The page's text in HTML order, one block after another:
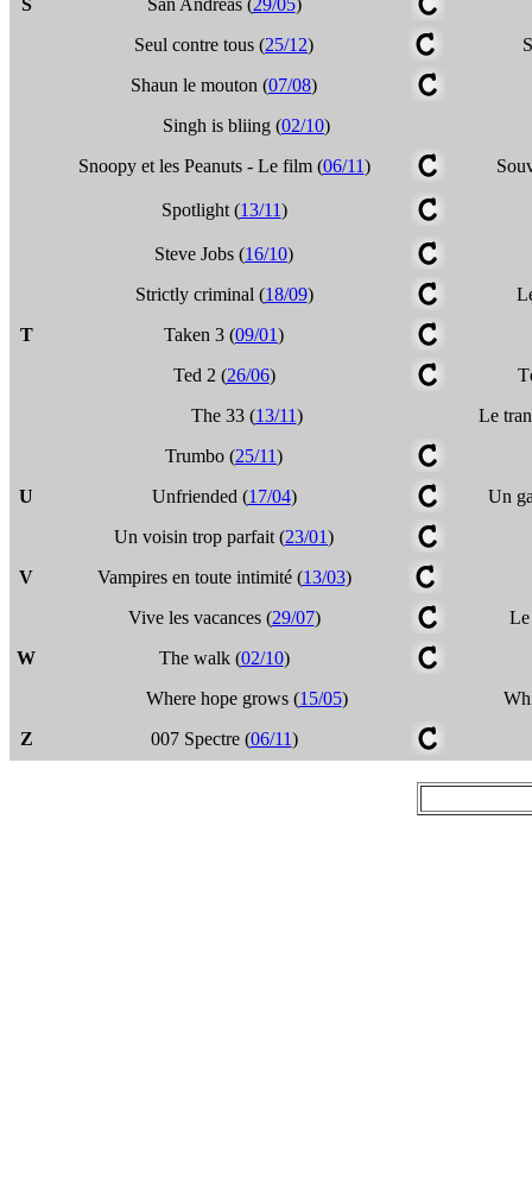
S
San Andreas (29/05)
Seul contre tous (25/12)
Shaun le mouton (07/08)
Singh is bliing (02/10)
Snoopy et les Peanuts - Le film (06/11)
Spotlight (13/11)
Steve Jobs (16/10)
Strictly criminal (18/09)
T
Taken 3 (09/01)
Ted 2 (26/06)
The 33 (13/11)
Le
Trumbo (25/11)
U
Unfriended (17/04)
Un
Un voisin trop parfait (23/01)
V
Vampires en toute intimité (13/03)
Vive les vacances (29/07)
W
The walk (02/10)
Where hope grows (15/05)
Z
007 Spectre (06/11)